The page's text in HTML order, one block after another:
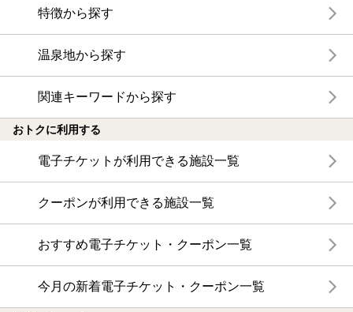
特徴から探す
温泉地から探す
関連キーワードから探す
おトクに利用する
電子チケットが利用できる施設一覧
クーポンが利用できる施設一覧
おすすめ電子チケット・クーポン一覧
今月の新着電子チケット・クーポン一覧